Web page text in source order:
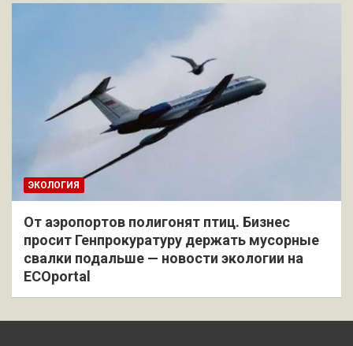
ЭКОЛОГИЯ
От аэропортов полигонят птиц. Бизнес
просит Генпрокуратуру держать мусорные
свалки подальше — новости экологии на
ECOportal